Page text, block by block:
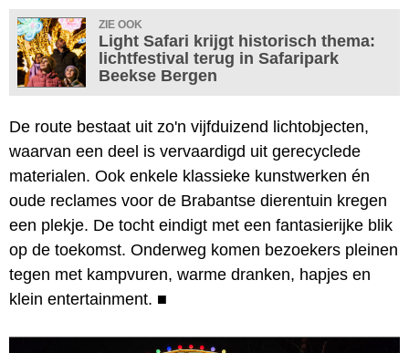
ZIE OOK
Light Safari krijgt historisch thema:
lichtfestival terug in Safaripark
Beekse Bergen
De route bestaat uit zo'n vijfduizend lichtobjecten,
waarvan een deel is vervaardigd uit gerecyclede
materialen. Ook enkele klassieke kunstwerken én
oude reclames voor de Brabantse dierentuin kregen
een plekje. De tocht eindigt met een fantasierijke blik
op de toekomst. Onderweg komen bezoekers pleinen
tegen met kampvuren, warme dranken, hapjes en
klein entertainment. ■